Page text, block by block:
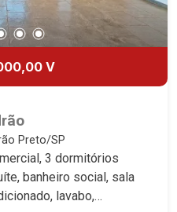
V
Preto/SP
3 dormitórios
banheiro social, sala
lavabo,